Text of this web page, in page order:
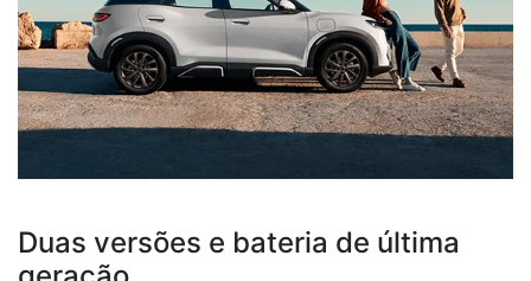
Duas versões e bateria de última